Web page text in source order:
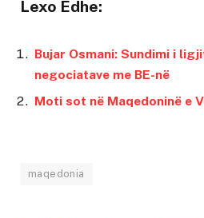
Lexo Edhe:
Bujar Osmani: Sundimi i
negociatave me BE-në
Moti sot në Maqedoninë e
maqedonia